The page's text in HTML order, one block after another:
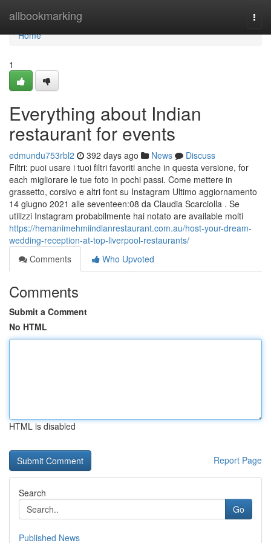
allbookmarking
Home
Home
1
Everything about Indian
restaurant for events
edmundu753rbl2 392 days ago News
Discuss
Filtri: puoi usare i tuoi filtri favoriti anche in questa versione, for
each migliorare le tue foto in pochi passi. Come mettere in
grassetto, corsivo e altri font su Instagram Ultimo aggiornamento
14 giugno 2021 alle seventeen:08 da Claudia Scarciolla . Se
utilizzi Instagram probabilmente hai notato are available molti
https://hemanimehmiindianrestaurant.com.au/host-your-dream-
wedding-reception-at-top-liverpool-restaurants/
Comments
Who Upvoted
Comments
Submit a Comment
No HTML
HTML is disabled
Report Page
Search
Go
Published News